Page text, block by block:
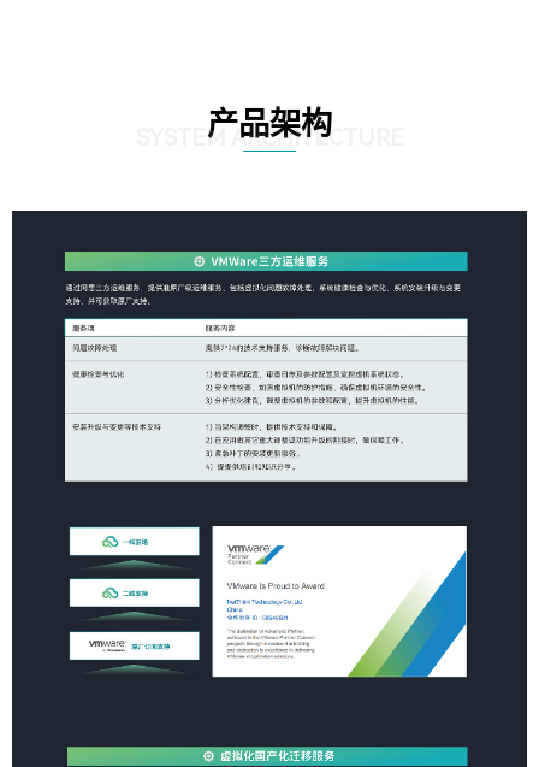
产品架构
SYSTEM ARCHITECTURE